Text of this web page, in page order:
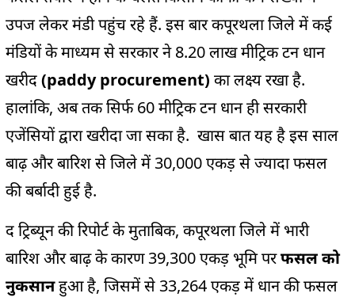
उपज लेकर मंडी पहुंच रहे हैं. इस बार कपूरथला जिले में कई
मंडियों के माध्यम से सरकार ने 8.20 लाख मीट्रिक टन धान
खरीद(paddy procurement) का लक्ष्य रखा है.
हालांकि, अब तक सिर्फ 60 मीट्रिक टन धान ही सरकारी
एजेंसियों द्वारा खरीदा जा सका है. खास बात यह है इस साल
बाढ़ और बारिश से जिले में 30,000 एकड़ से ज्यादा फसल
की बर्बादी हुई है.
द ट्रिब्यून की रिपोर्ट के मुताबिक, कपूरथला जिले में भारी
बारिश और बाढ़ के कारण 39,300 एकड़ भूमि परफसल को
नुकसानहुआ है, जिसमें से 33,264 एकड़ में धान की फसल